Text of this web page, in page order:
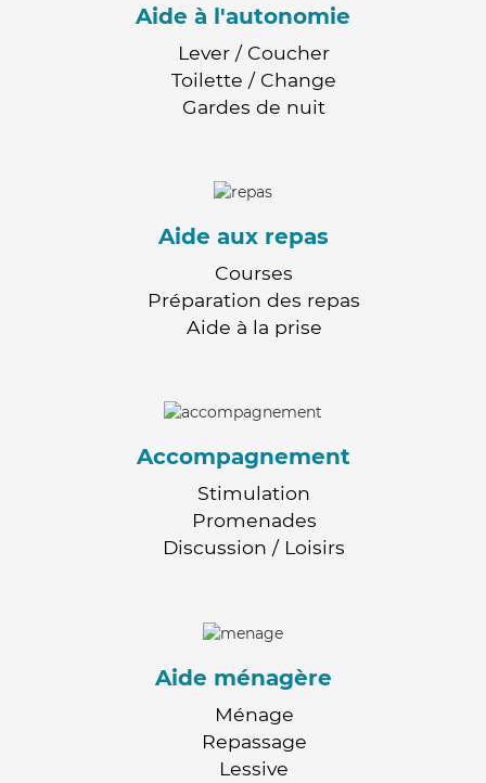
Aide à l'autonomie
Lever / Coucher
Toilette / Change
Gardes de nuit
Aide aux repas
Courses
Préparation des repas
Aide à la prise
Accompagnement
Stimulation
Promenades
Discussion / Loisirs
Aide ménagère
Ménage
Repassage
Lessive